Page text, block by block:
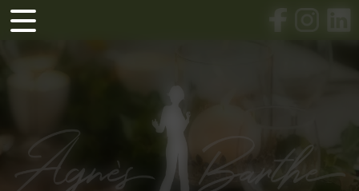
Panneau de gestion des cookies